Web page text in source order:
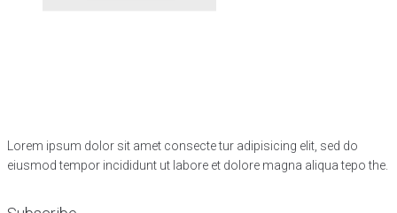
Lorem ipsum dolor sit amet consecte tur adipisicing elit, sed do
eiusmod tempor incididunt ut labore et dolore magna aliqua tepo the.